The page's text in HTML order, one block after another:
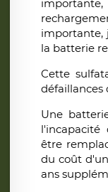
importante,
la batterie
Cette
défaillances
Une
l'incapacité
être
du coût
ans